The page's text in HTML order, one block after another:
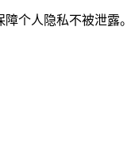
个人隐私不被泄露